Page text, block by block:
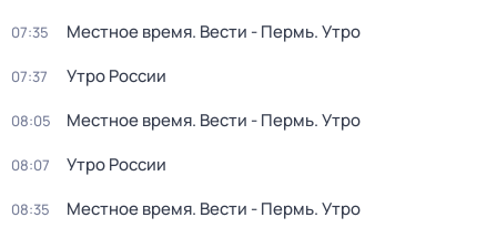
07:35 Местное время. Вести - Пермь. Утро
07:37 Утро России
08:05 Местное время. Вести - Пермь. Утро
08:07 Утро России
08:35 Местное время. Вести - Пермь. Утро